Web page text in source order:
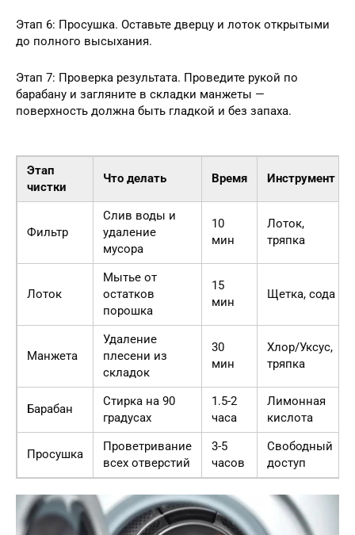
Этап 6: Просушка. Оставьте дверцу и лоток открытыми
до полного высыхания.
Этап 7: Проверка результата. Проведите рукой по
барабану и загляните в складки манжеты —
поверхность должна быть гладкой и без запаха.
Этап
чистки
Что делать Время Инструмент
Фильтр
Слив воды и
удаление
мусора
10
мин
Лоток,
тряпка
Лоток
Мытье от
остатков
порошка
15
мин
Щетка, сода
Манжета
Удаление
плесени из
складок
30
мин
Хлор/Уксус,
тряпка
Барабан
Стирка на 90
градусах
1.5-2
часа
Лимонная
кислота
Просушка
Проветривание
всех отверстий
3-5
часов
Свободный
доступ